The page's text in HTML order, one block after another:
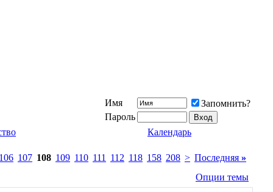
Имя
Запомнить?
Пароль
Календарь
106 107 108 109 110 111 112 118 158 208 > Последняя »
Опции темы